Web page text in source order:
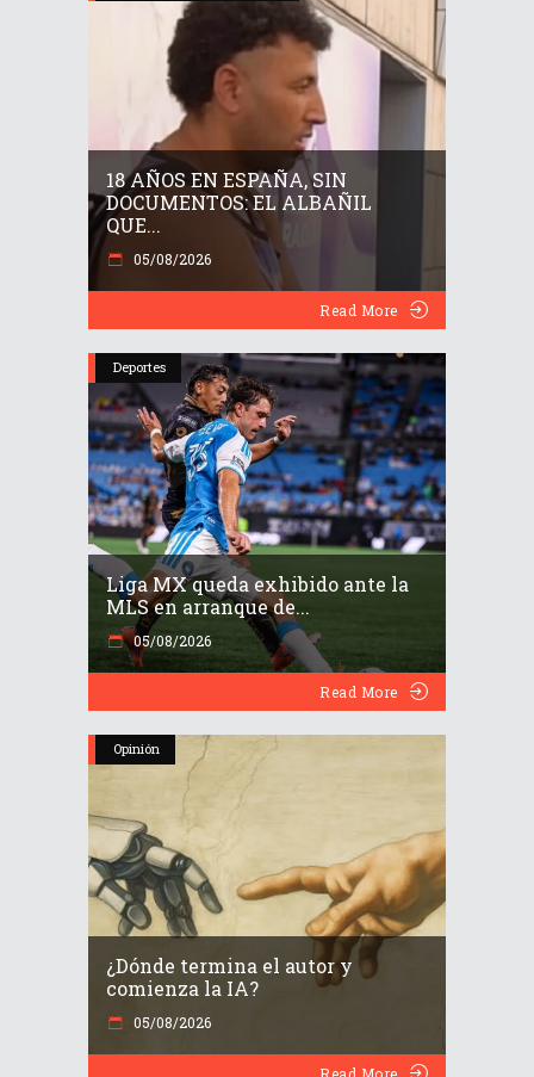
18 AÑOS EN ESPAÑA, SIN
DOCUMENTOS: EL ALBAÑIL
QUE...
05/08/2026
Read More
Deportes
Liga MX queda exhibido ante la
MLS en arranque de...
05/08/2026
Read More
Opinión
¿Dónde termina el autor y
comienza la IA?
05/08/2026